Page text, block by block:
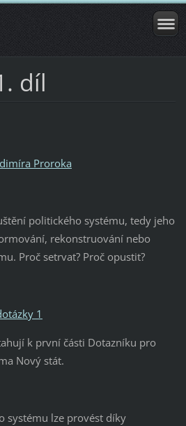
díl
Proroka
politického systému, tedy jeho
rekonstruování nebo
Proč setrvat? Proč opustit?
1
k první části Dotazníku pro
Nový stát.
systému lze provést díky